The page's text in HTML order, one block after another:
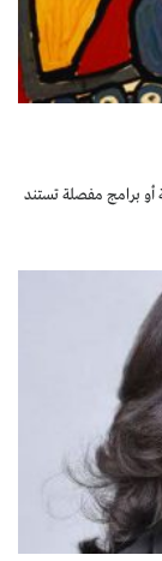
أو برامج مفصلة تستند